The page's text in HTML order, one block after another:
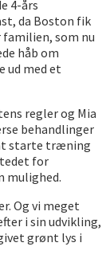
4-års
da Boston fik
som nu
håb om
ud med et
regler og Mia
behandlinger
starte træning
for
mulighed.
Og vi meget
i sin udvikling,
grønt lys i